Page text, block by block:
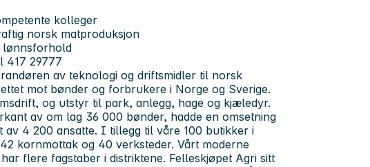
kolleger
norsk matproduksjon
lønnsforhold
417 29777
av teknologi og driftsmidler til norsk
mot bønder og forbrukere i Norge og Sverige.
og utstyr til park, anlegg, hage og kjæledyr.
av om lag 36 000 bønder, hadde en omsetning
av 4 200 ansatte. I tillegg til våre 100 butikker i
kornmottak og 40 verksteder. Vårt moderne
flere fagstaber i distriktene. Felleskjøpet Agri sitt